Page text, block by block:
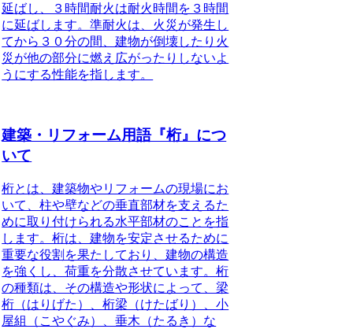
延ばし、３時間耐火は耐火時間を３時間
に延ばします。準耐火は、火災が発生し
てから３０分の間、建物が倒壊したり火
災が他の部分に燃え広がったりしないよ
うにする性能を指します。
建築・リフォーム用語『桁』につ
いて
桁とは、建築物やリフォームの現場にお
いて、柱や壁などの垂直部材を支えるた
めに取り付けられる水平部材のことを指
します。桁は、建物を安定させるために
重要な役割を果たしており、建物の構造
を強くし、荷重を分散させています。桁
の種類は、その構造や形状によって、梁
桁（はりげた）、桁梁（けたばり）、小
屋組（こやぐみ）、垂木（たるき）な